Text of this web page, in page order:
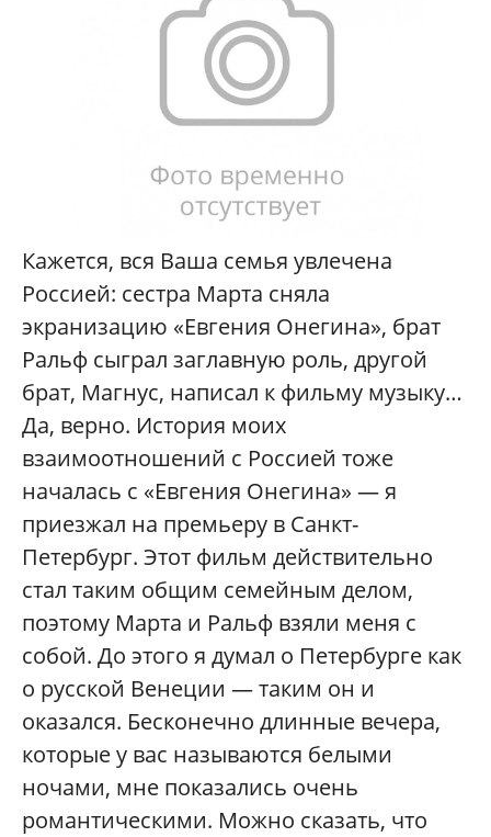
Кажется, вся Ваша семья увлечена
Россией: сестра Марта сняла
экранизацию «Евгения Онегина», брат
Ральф сыграл заглавную роль, другой
брат, Магнус, написал к фильму музыку…
Да, верно. История моих
взаимоотношений с Россией тоже
началась с «Евгения Онегина» — я
приезжал на премьеру в Санкт-
Петербург. Этот фильм действительно
стал таким общим семейным делом,
поэтому Марта и Ральф взяли меня с
собой. До этого я думал о Петербурге как
о русской Венеции — таким он и
оказался. Бесконечно длинные вечера,
которые у вас называются белыми
ночами, мне показались очень
романтическими. Можно сказать, что